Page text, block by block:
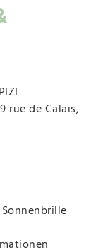
rue de Calais,